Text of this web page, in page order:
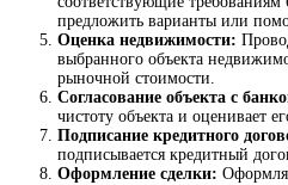
предложить варианты или
Оценка недвижимости:
выбранного объекта
рыночной стоимости.
Согласование объекта с
чистоту объекта и оценивает
Подписание кредитного
подписывается кредитный
Оформление сделки: